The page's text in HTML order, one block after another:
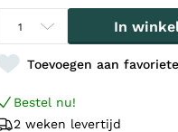
In
Toevoegen aan
Bestel nu!
2 weken levertijd